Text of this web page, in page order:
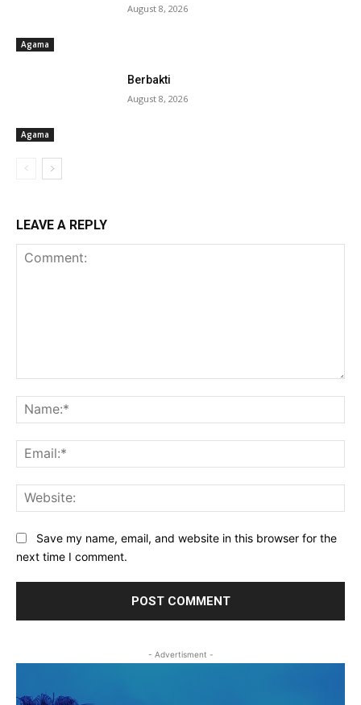
Agama
August 8, 2026
Agama
Berbakti
August 8, 2026
LEAVE A REPLY
Save my name, email, and website in this browser for the
next time I comment.
- Advertisment -